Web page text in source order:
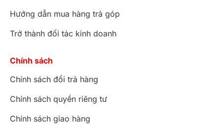
Hướng dẫn mua hàng trả góp
Trở thành đối tác kinh doanh
Chính sách
Chính sách đổi trả hàng
Chính sách quyền riêng tư
Chính sách giao hàng